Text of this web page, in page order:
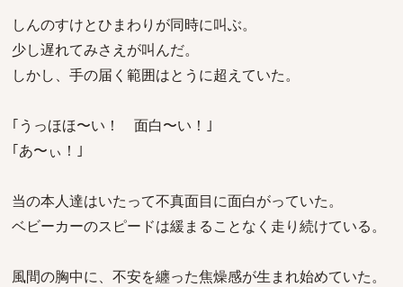
しんのすけとひまわりが同時に叫ぶ。
少し遅れてみさえが叫んだ。
しかし、手の届く範囲はとうに超えていた。
｢うっほほ〜い！ 面白〜い！｣
｢あ〜ぃ！｣
当の本人達はいたって不真面目に面白がっていた。
ベビーカーのスピードは緩まることなく走り続けている。
風間の胸中に、不安を纏った焦燥感が生まれ始めていた。